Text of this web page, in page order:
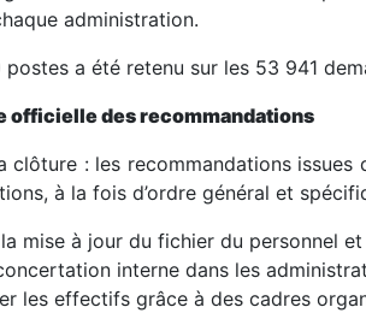
administration.
a été retenu sur les 53 941
officielle des recommandations
: les recommandations issues
à la fois d’ordre général et
mise à jour du fichier du personnel
interne dans les
les effectifs grâce à des cadres